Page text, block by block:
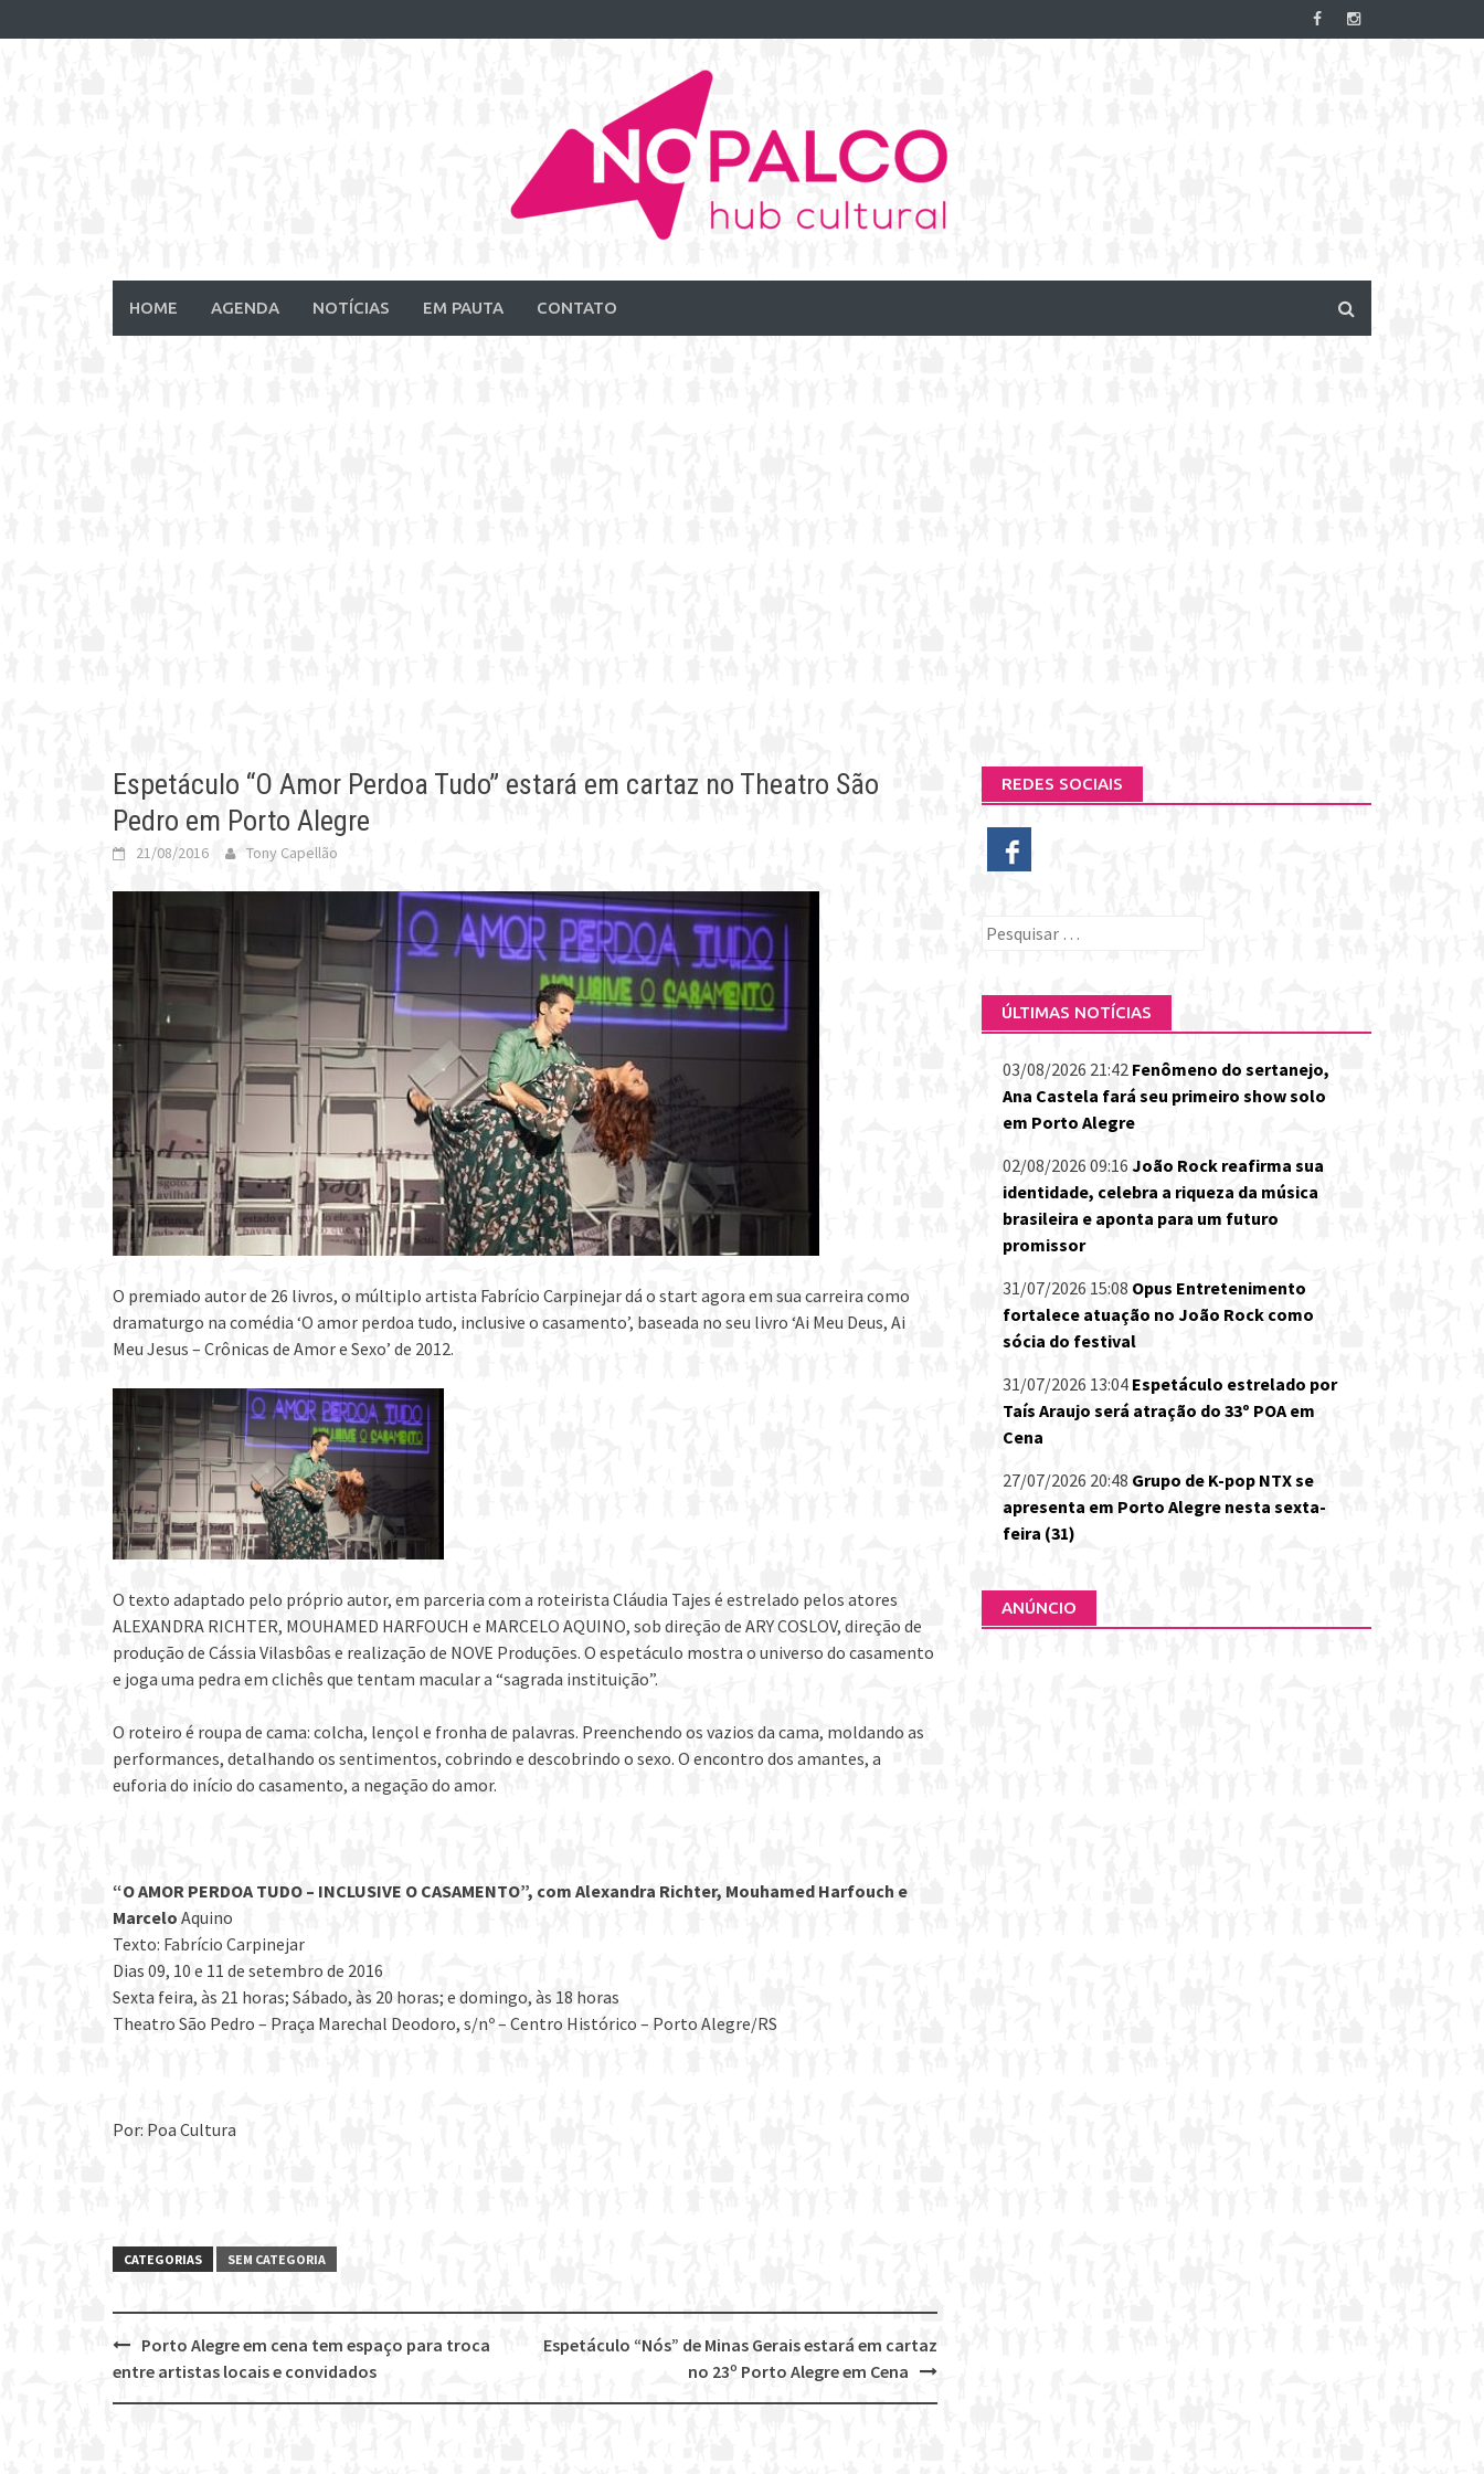
to
HOME AGENDA NOTÍCIAS EM PAUTA CONTATO
Espetáculo “O Amor Perdoa Tudo” estará em cartaz no Theatro São
Pedro em Porto Alegre
21/08/2016 Tony Capellão
O premiado autor de 26 livros, o múltiplo artista Fabrício Carpinejar dá o start agora em sua carreira como
dramaturgo na comédia ‘O amor perdoa tudo, inclusive o casamento’, baseada no seu livro ‘Ai Meu Deus, Ai
Meu Jesus – Crônicas de Amor e Sexo’ de 2012.
O texto adaptado pelo próprio autor, em parceria com a roteirista Cláudia Tajes é estrelado pelos atores
ALEXANDRA RICHTER, MOUHAMED HARFOUCH e MARCELO AQUINO, sob direção de ARY COSLOV, direção de
produção de Cássia Vilasbôas e realização de NOVE Produções. O espetáculo mostra o universo do casamento
e joga uma pedra em clichês que tentam macular a “sagrada instituição”.
O roteiro é roupa de cama: colcha, lençol e fronha de palavras. Preenchendo os vazios da cama, moldando as
performances, detalhando os sentimentos, cobrindo e descobrindo o sexo. O encontro dos amantes, a
euforia do início do casamento, a negação do amor.
“O AMOR PERDOA TUDO – INCLUSIVE O CASAMENTO”, com Alexandra Richter, Mouhamed Harfouch e
Marcelo Aquino
Texto: Fabrício Carpinejar
Dias 09, 10 e 11 de setembro de 2016
Sexta feira, às 21 horas; Sábado, às 20 horas; e domingo, às 18 horas
Theatro São Pedro – Praça Marechal Deodoro, s/nº – Centro Histórico – Porto Alegre/RS
Por: Poa Cultura
CATEGORIAS SEM CATEGORIA
Post
navigation
Espetáculo “Nós” de Minas Gerais estará em cartaz
no 23º Porto Alegre em Cena
Porto Alegre em cena tem espaço para troca
entre artistas locais e convidados
REDES SOCIAIS
Pesquisar
ÚLTIMAS NOTÍCIAS
03/08/2026 21:42 Fenômeno do sertanejo,
Ana Castela fará seu primeiro show solo
em Porto Alegre
02/08/2026 09:16 João Rock reafirma sua
identidade, celebra a riqueza da música
brasileira e aponta para um futuro
promissor
31/07/2026 15:08 Opus Entretenimento
fortalece atuação no João Rock como
sócia do festival
31/07/2026 13:04 Espetáculo estrelado por
Taís Araujo será atração do 33º POA em
Cena
27/07/2026 20:48 Grupo de K-pop NTX se
apresenta em Porto Alegre nesta sexta-
feira (31)
ANÚNCIO